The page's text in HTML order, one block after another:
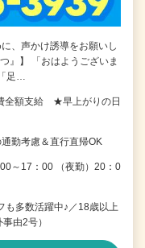
、声かけ誘導をお願いし
』】 「おはようございま
足…
全額支給 ★早上がりの日
勤考慮＆直行直帰OK
～17：00 （夜勤）20：0
も多数活躍中♪／18歳以上
由2号）